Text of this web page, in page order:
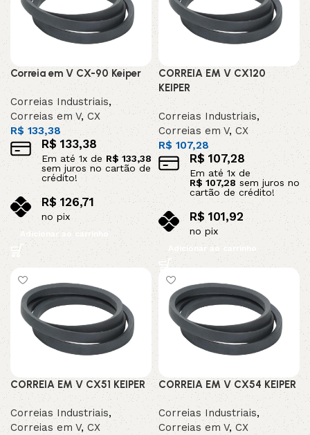
Correia em V CX-90 Keiper
Correias Industriais,
Correias em V,CX
R$ 133,38
R$ 133,38
Em até 1x de R$ 133,38
sem juros no cartão de
crédito!
R$ 126,71
no pix
Adicionar ao carrinho
CORREIA EM V CX120
KEIPER
Correias Industriais,
Correias em V,CX
R$107,28
R$ 107,28
Em até 1x de
R$ 107,28 sem juros no
cartão de crédito!
R$ 101,92
no pix
Adicionar ao carrinho
CORREIA EM V CX51 KEIPER
Correias Industriais,
Correias em V, CX
CORREIA EM V CX54 KEIPER
Correias Industriais,
Correias em V, CX